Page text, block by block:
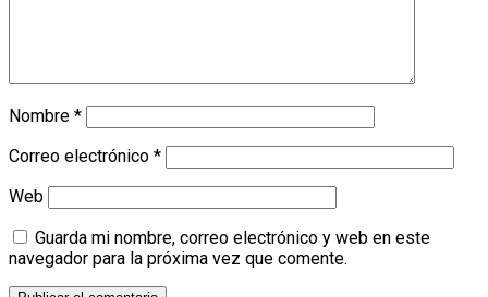
Nombre *
Correo electrónico *
Web
Guarda mi nombre, correo electrónico y web en este
navegador para la próxima vez que comente.